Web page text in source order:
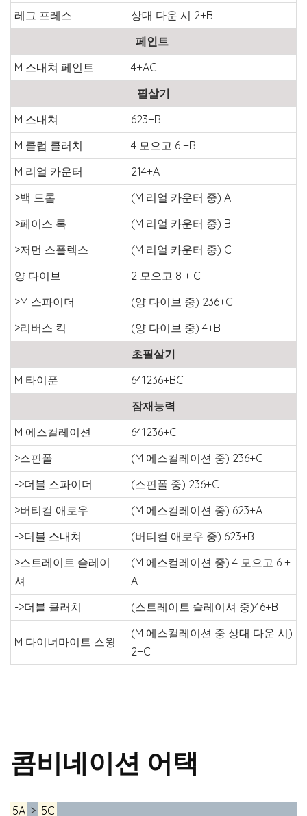
레그 프레스
상대 다운 시 2+B
페인트
M 스내쳐 페인트
4+AC
필살기
M 스내쳐
623+B
M 클럽 클러치
4 모으고 6 +B
M 리얼 카운터
214+A
>백 드롭
(M 리얼 카운터 중) A
>페이스 록
(M 리얼 카운터 중) B
>저먼 스플렉스
(M 리얼 카운터 중) C
양 다이브
2 모으고 8 + C
>M 스파이더
(양 다이브 중) 236+C
>리버스 킥
(양 다이브 중) 4+B
초필살기
M 타이푼
641236+BC
잠재능력
M 에스컬레이션
641236+C
>스핀폴
(M 에스컬레이션 중) 236+C
->더블 스파이더
(스핀폴 중) 236+C
>버티컬 애로우
(M 에스컬레이션 중) 623+A
->더블 스내쳐
(버티컬 애로우 중) 623+B
>스트레이트 슬레이
셔
(M 에스컬레이션 중) 4 모으고 6 +
A
->더블 클러치
(스트레이트 슬레이셔 중)46+B
M 다이너마이트 스윙
(M 에스컬레이션 중 상대 다운 시)
2+C
콤비네이션 어택
5A > 5C